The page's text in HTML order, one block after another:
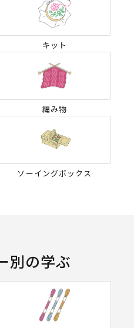
キット
編み物
ソーイングボックス
別の学ぶ